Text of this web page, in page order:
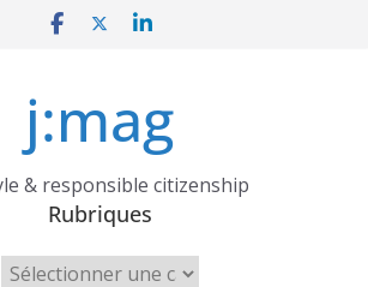
j:mag
& responsible citizenship
Rubriques
Rubriques